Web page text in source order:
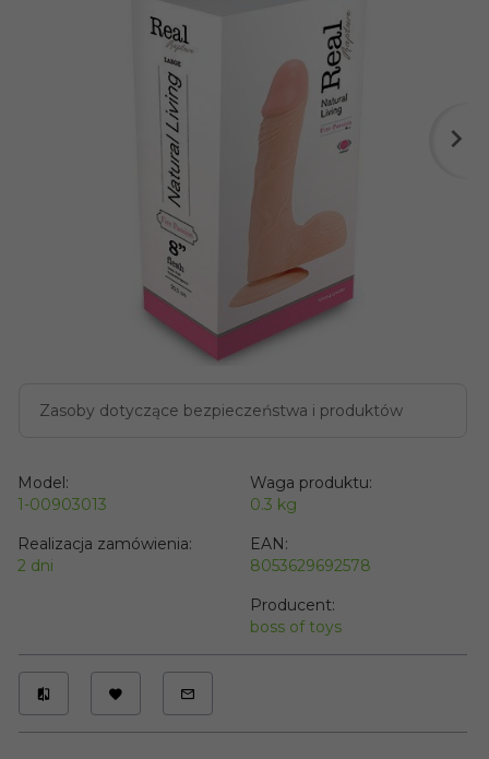
Zasoby dotyczące bezpieczeństwa i produktów
Model:
1-00903013
Waga produktu:
0.3 kg
Realizacja zamówienia:
2 dni
EAN:
8053629692578
Producent:
boss of toys